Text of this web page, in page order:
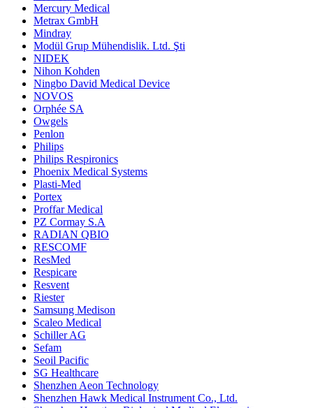
Mercury Medical
Metrax GmbH
Mindray
Modül Grup Mühendislik. Ltd. Şti
NIDEK
Nihon Kohden
Ningbo David Medical Device
NOVOS
Orphée SA
Owgels
Penlon
Philips
Philips Respironics
Phoenix Medical Systems
Plasti-Med
Portex
Proffar Medical
PZ Cormay S.A
RADIAN QBIO
RESCOMF
ResMed
Respicare
Resvent
Riester
Samsung Medison
Scaleo Medical
Schiller AG
Sefam
Seoil Pacific
SG Healthcare
Shenzhen Aeon Technology
Shenzhen Hawk Medical Instrument Co., Ltd.